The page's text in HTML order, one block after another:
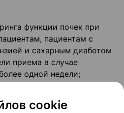
функции почек при
пациентам с
и сахарным диабетом
приема в случае
одной недели;
часа от начала приема у
cookie